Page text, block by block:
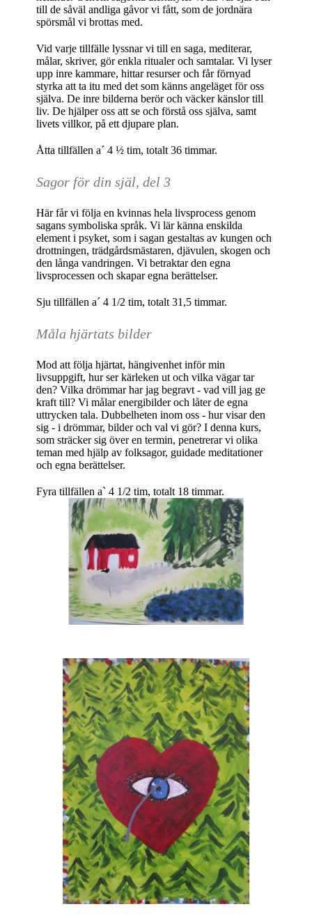
till de såväl andliga gåvor vi fått, som de jordnära
spörsmål vi brottas med.
Vid varje tillfälle lyssnar vi till en saga, mediterar,
målar, skriver, gör enkla ritualer och samtalar. Vi lyser
upp inre kammare, hittar resurser och får förnyad
styrka att ta itu med det som känns angeläget för oss
själva. De inre bilderna berör och väcker känslor till
liv. De hjälper oss att se och förstå oss själva, samt
livets villkor, på ett djupare plan.
Åtta tillfällen a´ 4 ½ tim, totalt 36 timmar.
Sagor för din själ, del 3
Här får vi följa en kvinnas hela livsprocess genom
sagans symboliska språk. Vi lär känna enskilda
element i psyket, som i sagan gestaltas av kungen och
drottningen, trädgårdsmästaren, djävulen, skogen och
den långa vandringen. Vi betraktar den egna
livsprocessen och skapar egna berättelser.
Sju tillfällen a´ 4 1/2 tim, totalt 31,5 timmar.
Måla hjärtats bilder
Mod att följa hjärtat, hängivenhet inför min
livsuppgift, hur ser kärleken ut och vilka vägar tar
den? Vilka drömmar har jag begravt - vad vill jag ge
kraft till? Vi målar energibilder och låter de egna
uttrycken tala. Dubbelheten inom oss - hur visar den
sig - i drömmar, bilder och val vi gör? I denna kurs,
som sträcker sig över en termin, penetrerar vi olika
teman med hjälp av folksagor, guidade meditationer
och egna berättelser.
Fyra tillfällen a` 4 1/2 tim, totalt 18 timmar.